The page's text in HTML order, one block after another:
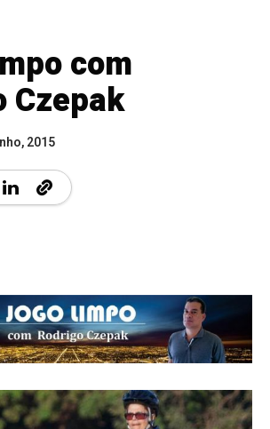
com
Czepak
2015